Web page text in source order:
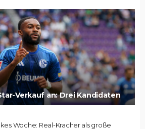
Verkauf an: Drei Kandidaten
Woche: Real-Kracher als große